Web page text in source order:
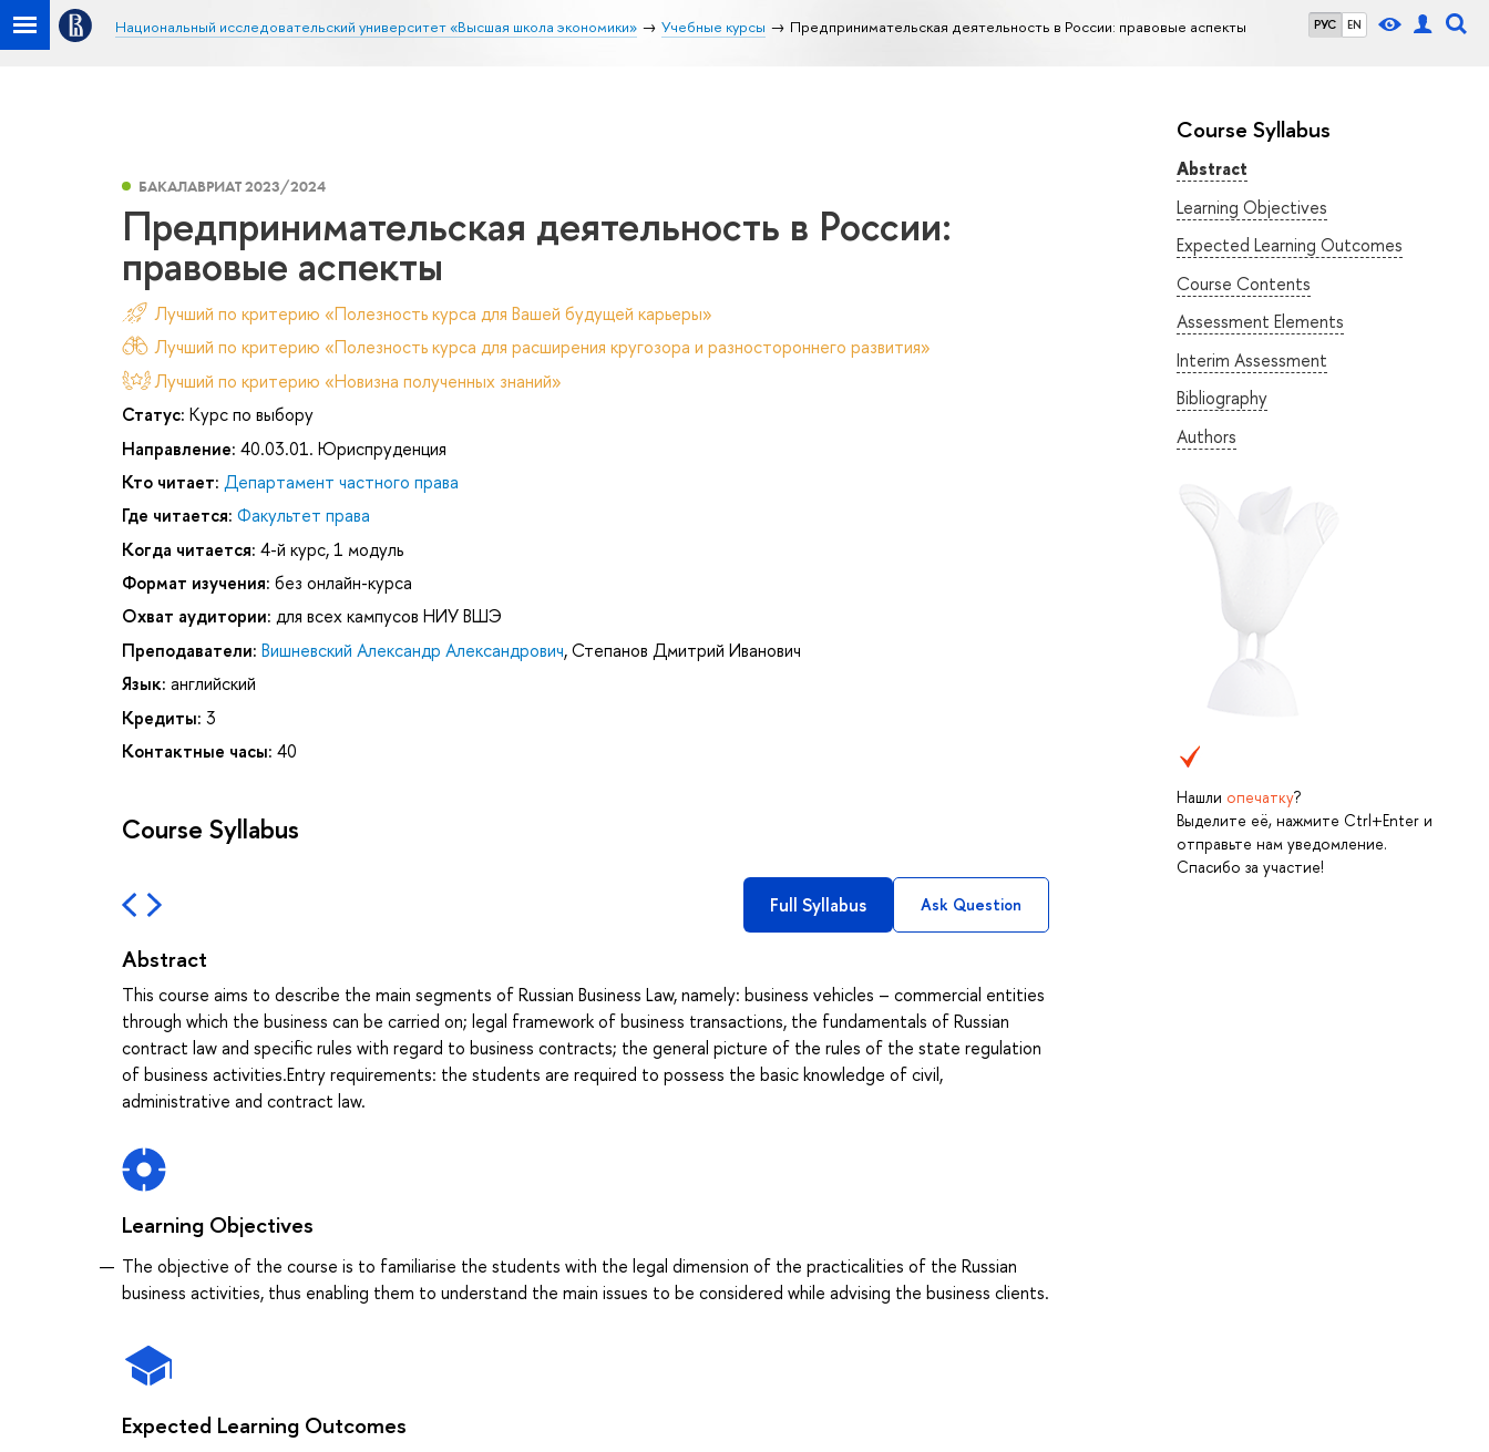
РУС EN
Национальный исследовательский университет «Высшая школа экономики» Учебные курсы Предпринимательская деятельность в России: правовые аспекты
Course Syllabus
Abstract
Learning Objectives
Expected Learning Outcomes
Course Contents
Assessment Elements
Interim Assessment
Bibliography
Authors
Нашли опечатку?
Выделите её, нажмите Ctrl+Enter и
отправьте нам уведомление.
Спасибо за участие!
БАКАЛАВРИАТ 2023/2024
Предпринимательская деятельность в России:
правовые аспекты
Лучший по критерию «Полезность курса для Вашей будущей карьеры»
Лучший по критерию «Полезность курса для расширения кругозора и разностороннего развития»
Лучший по критерию «Новизна полученных знаний»
Статус: Курс по выбору
Направление: 40.03.01. Юриспруденция
Кто читает: Департамент частного права
Где читается: Факультет права
Когда читается: 4-й курс, 1 модуль
Формат изучения: без онлайн-курса
Охват аудитории: для всех кампусов НИУ ВШЭ
Преподаватели: Вишневский Александр Александрович,Степанов Дмитрий Иванович
Язык: английский
Кредиты: 3
Контактные часы: 40
Course Syllabus
Full Syllabus Ask Question
Abstract
This course aims to describe the main segments of Russian Business Law, namely: business vehicles – commercial entities
through which the business can be carried on; legal framework of business transactions, the fundamentals of Russian
contract law and specific rules with regard to business contracts; the general picture of the rules of the state regulation
of business activities.Entry requirements: the students are required to possess the basic knowledge of civil,
administrative and contract law.
Learning Objectives
The objective of the course is to familiarise the students with the legal dimension of the practicalities of the Russian
business activities, thus enabling them to understand the main issues to be considered while advising the business clients.
Expected Learning Outcomes